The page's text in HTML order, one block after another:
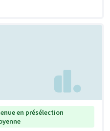
en présélection